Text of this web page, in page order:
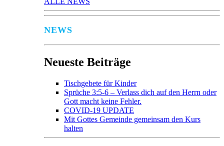
NEWS
Neueste Beiträge
Tischgebete für Kinder
Sprüche 3:5-6 – Verlass dich auf den Herrn oder
Gott macht keine Fehler.
COVID-19 UPDATE
Mit Gottes Gemeinde gemeinsam den Kurs
halten